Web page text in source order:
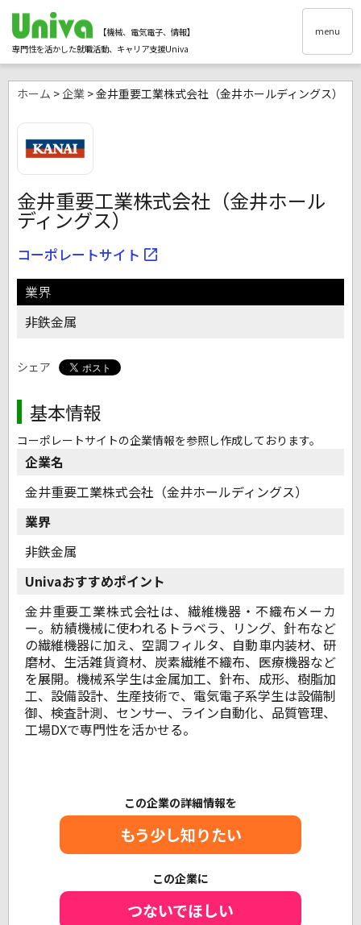
【機械、電気電子、情報】
専門性を活かした就職活動、キャリア支援Univa
menu
ホーム > 企業 > 金井重要工業株式会社（金井ホールディングス）
金井重要工業株式会社（金井ホール
ディングス）
コーポレートサイト
業界
非鉄金属
シェア
基本情報
コーポレートサイトの企業情報を参照し作成しております。
企業名
金井重要工業株式会社（金井ホールディングス）
業界
非鉄金属
Univaおすすめポイント
金井重要工業株式会社は、繊維機器・不織布メーカ
ー。紡績機械に使われるトラベラ、リング、針布など
の繊維機器に加え、空調フィルタ、自動車内装材、研
磨材、生活雑貨資材、炭素繊維不織布、医療機器など
を展開。機械系学生は金属加工、針布、成形、樹脂加
工、設備設計、生産技術で、電気電子系学生は設備制
御、検査計測、センサー、ライン自動化、品質管理、
工場DXで専門性を活かせる。
この企業の詳細情報を
もう少し知りたい
この企業に
つないでほしい